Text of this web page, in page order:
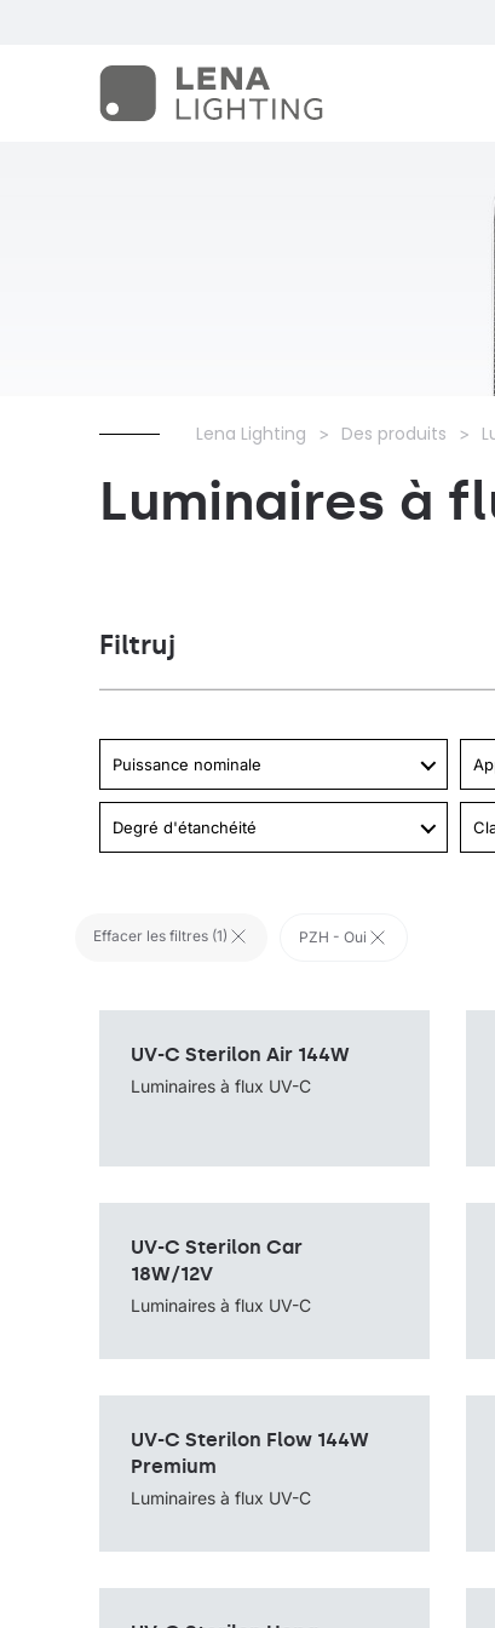
Lena Lighting Des produits
Luminaires à
Filtruj
Puissance nominale
Degré d'étanchéité
Effacer les filtres (1) PZH - Oui
UV-C Sterilon Air 144W
Luminaires à flux UV-C
autoportant sur un
sans câble, fixé au mur
UV-C Sterilon Car
18W/12V
Luminaires à flux UV-C
Méthode de montage
dans la voiture
Source de lumière
UV-C Sterilon Flow 144W
Premium
Luminaires à flux UV-C
Méthode de montage
sur pied avec câble
Source de lumière